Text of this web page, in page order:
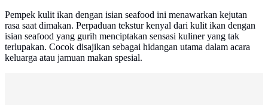
Pempek kulit ikan dengan isian seafood ini menawarkan kejutan
rasa saat dimakan. Perpaduan tekstur kenyal dari kulit ikan dengan
isian seafood yang gurih menciptakan sensasi kuliner yang tak
terlupakan. Cocok disajikan sebagai hidangan utama dalam acara
keluarga atau jamuan makan spesial.